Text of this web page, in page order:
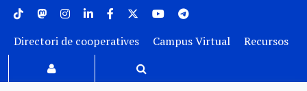
Vés al contingut
Menu superior
Directori de cooperatives Campus Virtual Recursos